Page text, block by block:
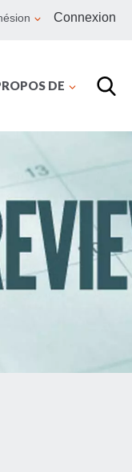
Connexion
DE